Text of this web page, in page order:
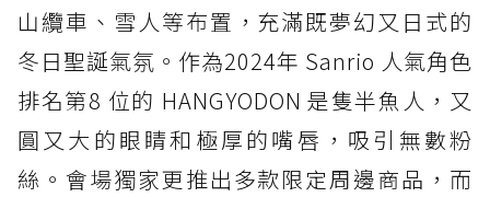
山纜車、雪人等布置，充滿既夢幻又日式的
冬日聖誕氣氛。作為2024年 Sanrio 人氣角色
排名第8 位的 HANGYODON 是隻半魚人，又
圓又大的眼睛和極厚的嘴唇，吸引無數粉
絲。會場獨家更推出多款限定周邊商品，而